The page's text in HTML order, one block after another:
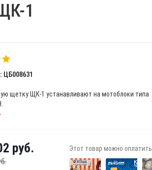
1
ЦБ008631
щетку ЩК-1 устанавливают на мотоблоки типа
руб. Этот товар можно оплатить